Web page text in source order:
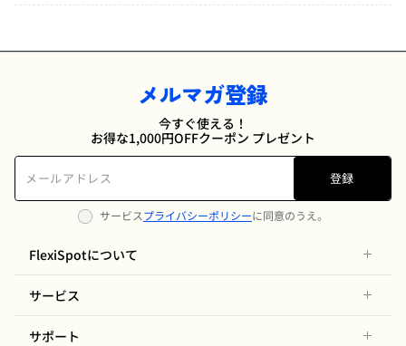
メルマガ登録
今すぐ使える！
お得な1,000円OFFクーポン プレゼント
登録
サービスプライバシーポリシーに同意のうえ。
FlexiSpotについて
サービス
サポート